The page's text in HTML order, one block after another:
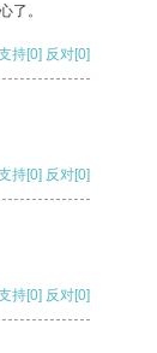
了。
持[0] 反对[0]
持[0] 反对[0]
持[0] 反对[0]